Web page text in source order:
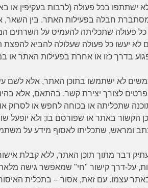
ולא ישתתפו בכל פעולה (לרבות בעקיפין
חבלה בפעילות האתר. בין השאר,
כל פעולה שתכליתה להעמיס על השרתים
יעשו כל פעולה שעלולה להביא להפצת
בדרך כזו או אחרת בפעילות האתר או
לא ישתמשו בתוכן האתר, אלא לשם
לצורך יצירת קשר. בהתאם, אלא
שתכליתה או בכוחה לחפש או לסרוק
הקשור באתר או שפורסם בו; ולא יופעל
ומראש, שתכליתו לאסוף מידע על
דבר מתוך תוכן האתר, ללא קבלת
על-דרך קישור "חי" שמאפשר גישה מלאה
עצמו. עם זאת, אסור – בתכלית